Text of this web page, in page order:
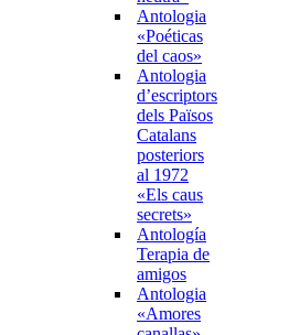
Antologia
«Poéticas
del caos»
Antologia
d’escriptors
dels Països
Catalans
posteriors
al 1972
«Els caus
secrets»
Antología
Terapia de
amigos
Antologia
«Amores